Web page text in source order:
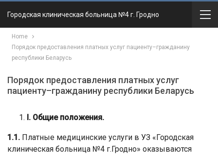
Городская клиническая больница №4 г. Гродно
Home
Порядок предоставления платных услуг пациенту–гражданину
республики Беларусь
Порядок предоставления платных услуг
пациенту–гражданину республики Беларусь
I. Общие положения.
1.1. Платные медицинские услуги в УЗ «Городская
клиническая больница №4 г.Гродно» оказываются